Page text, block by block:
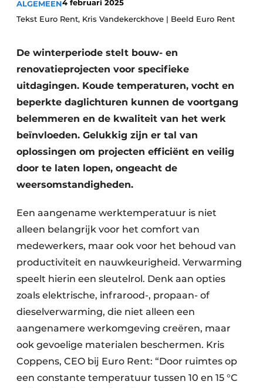
Video’s
Aanmelden
Bedrijven
Contact
Beton & Staalbouw
Brandveiligheid
BIM
Evenementen
Dak & Gevel
Houtbouw
HVAC
Interieurarchitectuur
Keukens
Renovatie
Toegangscontrole
Veiligheid & Opleiding
ALGEMEEN4 februari 2025
Tekst Euro Rent, Kris Vandekerckhove | Beeld Euro Rent
De winterperiode stelt bouw- en
renovatieprojecten voor specifieke
uitdagingen. Koude temperaturen, vocht en
beperkte daglichturen kunnen de voortgang
belemmeren en de kwaliteit van het werk
beïnvloeden. Gelukkig zijn er tal van
oplossingen om projecten efficiënt en veilig
door te laten lopen, ongeacht de
weersomstandigheden.
Een aangename werktemperatuur is niet
alleen belangrijk voor het comfort van
medewerkers, maar ook voor het behoud van
productiviteit en nauwkeurigheid. Verwarming
speelt hierin een sleutelrol. Denk aan opties
zoals elektrische, infrarood-, propaan- of
dieselverwarming, die niet alleen een
aangenamere werkomgeving creëren, maar
ook gevoelige materialen beschermen. Kris
Coppens, CEO bij Euro Rent: “Door ruimtes op
een constante temperatuur tussen 10 en 15 °C